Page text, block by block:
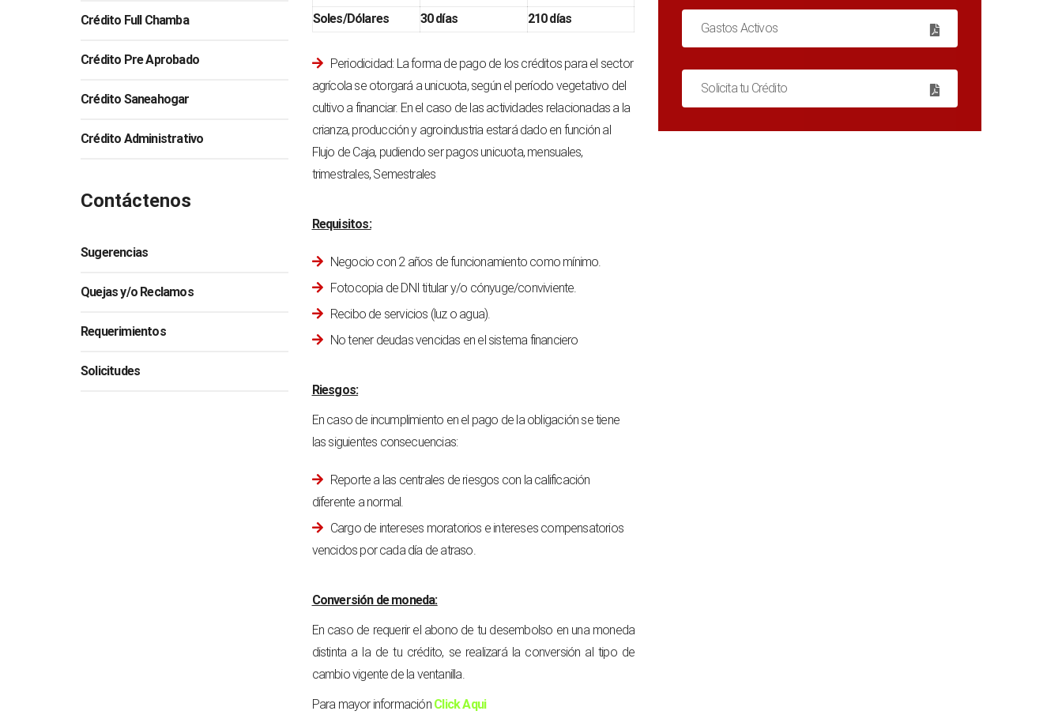
Crédito Full Chamba
Crédito Pre Aprobado
Crédito Saneahogar
Crédito Administrativo
Contáctenos
Sugerencias
Quejas y/o Reclamos
Requerimientos
Solicitudes
Soles/Dólares
30 días 210 días
Periodicidad: La forma de pago de los créditos para el sector
agrícola se otorgará a unicuota, según el período vegetativo del
cultivo a financiar. En el caso de las actividades relacionadas a la
crianza, producción y agroindustria estará dado en función al
Flujo de Caja, pudiendo ser pagos unicuota, mensuales,
trimestrales, Semestrales
Requisitos:
Negocio con 2 años de funcionamiento como mínimo.
Fotocopia de DNI titular y/o cónyuge/conviviente.
Recibo de servicios (luz o agua).
No tener deudas vencidas en el sistema financiero
Riesgos:
En caso de incumplimiento en el pago de la obligación se tiene
las siguientes consecuencias:
Reporte a las centrales de riesgos con la calificación
diferente a normal.
Cargo de intereses moratorios e intereses compensatorios
vencidos por cada día de atraso.
Conversión de moneda:
En caso de requerir el abono de tu desembolso en una moneda
distinta a la de tu crédito, se realizará la conversión al tipo de
cambio vigente de la ventanilla.
Para mayor informaciónClick Aqui
Gastos Activos
Solicita tu Crédito